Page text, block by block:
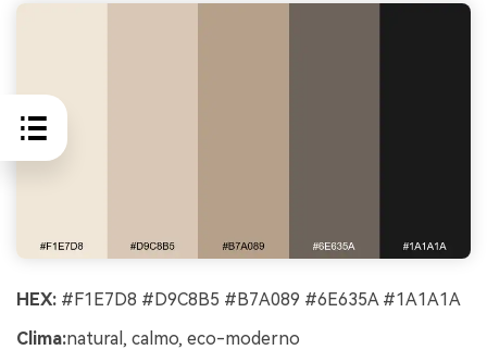
HEX: #F1E7D8 #D9C8B5 #B7A089 #6E635A #1A1A1A
Clima:natural, calmo, eco-moderno